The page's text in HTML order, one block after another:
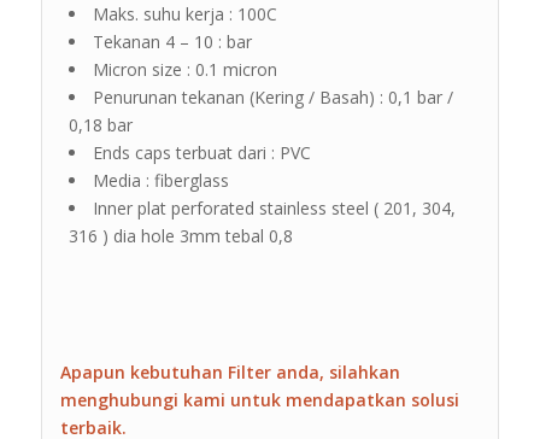
Maks. suhu kerja : 100C
Tekanan 4 – 10 : bar
Micron size : 0.1 micron
Penurunan tekanan (Kering / Basah) : 0,1 bar /
0,18 bar
Ends caps terbuat dari : PVC
Media : fiberglass
Inner plat perforated stainless steel ( 201, 304,
316 ) dia hole 3mm tebal 0,8
Apapun kebutuhan Filter anda, silahkan
menghubungi kami untuk mendapatkan solusi
terbaik.